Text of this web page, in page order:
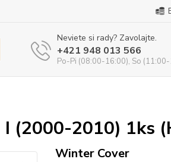
Neviete si rady? Zavolajte.
+421 948 013 566
Po-Pi (08:00-16:00), So
(2000-2010) 1ks
Winter Cover